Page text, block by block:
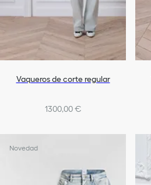
Vaqueros de corte regular
1300,00 €
Novedad